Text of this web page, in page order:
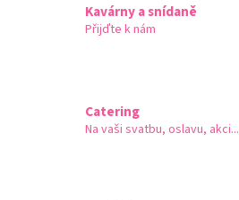
Kavárny a snídaně
Přijďte k nám
Catering
Na vaši svatbu, oslavu, akci...